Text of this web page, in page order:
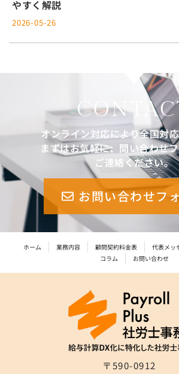
やすく解説
2026-05-26
オンライン対応により全国対
まずはお気軽に、問い合わせ
ご連絡ください。
お問い合わせフ
ホーム 業務内容 顧問契約料金表 代表メッ
コラム
お問い合わせ
〒590-0912